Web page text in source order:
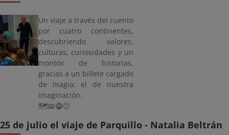
Un viaje a través del cuento
por cuatro continentes,
descubriendo valores,
culturas, curiosidades y un
montón de historias,
gracias a un billete cargado
de magia: el de nuestra
imaginación.
🗺️📖🧌🙂
25 de julio el viaje de Parquillo - Natalia Beltrán